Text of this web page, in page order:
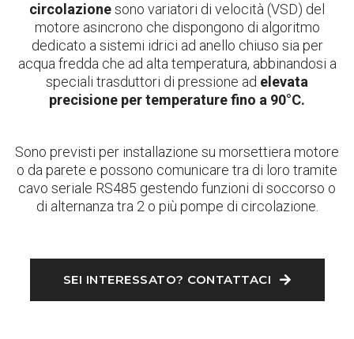
circolazionesono variatori di velocità (VSD) del
motore asincrono che dispongono di algoritmo
dedicato a sistemi idrici ad anello chiuso sia per
acqua fredda che ad alta temperatura, abbinandosi a
speciali trasduttori di pressione ad elevata
precisione per temperature fino a 90°C.
Sono previsti per installazione su morsettiera motore
o da parete e possono comunicare tra di loro tramite
cavo seriale RS485 gestendo funzioni di soccorso o
di alternanza tra 2 o più pompe di circolazione.
SEI INTERESSATO? CONTATTACI